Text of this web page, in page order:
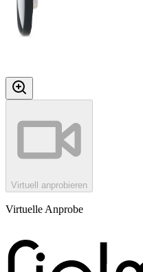
Virtuell anprobieren
Virtuelle Anprobe